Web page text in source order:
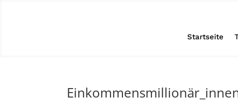
Startseite